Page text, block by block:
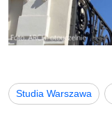
Studia Warszawa